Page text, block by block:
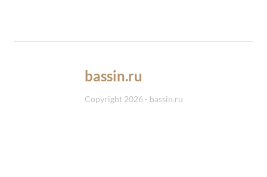
bassin.ru
Copyright 2026 - bassin.ru